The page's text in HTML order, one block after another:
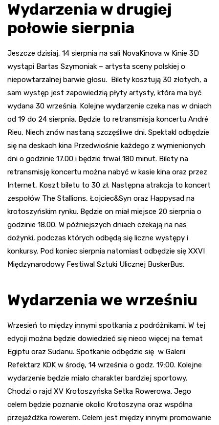
Wydarzenia w drugiej
połowie sierpnia
Jeszcze dzisiaj, 14 sierpnia na sali NovaKinova w Kinie 3D
wystąpi Bartas Szymoniak – artysta sceny polskiej o
niepowtarzalnej barwie głosu. Bilety kosztują 30 złotych, a
sam występ jest zapowiedzią płyty artysty, która ma być
wydana 30 września. Kolejne wydarzenie czeka nas w dniach
od 19 do 24 sierpnia. Będzie to retransmisja koncertu André
Rieu, Niech znów nastaną szczęśliwe dni. Spektakl odbędzie
się na deskach kina Przedwiośnie każdego z wymienionych
dni o godzinie 17.00 i będzie trwał 180 minut. Bilety na
retransmisję koncertu można nabyć w kasie kina oraz przez
Internet, Koszt biletu to 30 zł. Następna atrakcja to koncert
zespołów The Stallions, Łojciec&Syn oraz Happysad na
krotoszyńskim rynku. Będzie on miał miejsce 20 sierpnia o
godzinie 18.00. W późniejszych dniach czekają na nas
dożynki, podczas których odbędą się liczne występy i
konkursy. Pod koniec sierpnia natomiast odbędzie się XXVI
Międzynarodowy Festiwal Sztuki Ulicznej BuskerBus.
Wydarzenia we wrześniu
Wrzesień to między innymi spotkania z podróżnikami. W tej
edycji można będzie dowiedzieć się nieco więcej na temat
Egiptu oraz Sudanu. Spotkanie odbędzie się w Galerii
Refektarz KOK w środę, 14 września o godz. 19:00. Kolejne
wydarzenie będzie miało charakter bardziej sportowy.
Chodzi o rajd XV Krotoszyńska Setka Rowerowa. Jego
celem będzie poznanie okolic Krotoszyna oraz wspólna
przejażdżka rowerem. Celem jest między innymi promowanie